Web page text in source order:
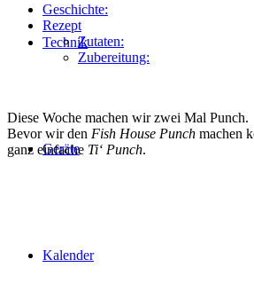
Technik
Geräte
Kalender
Geschichte:
Rezept
Zutaten:
Zubereitung:
Diese Woche machen wir zwei Mal Punch.
Bevor wir den Fish House Punch machen
ganz einfache Ti‘ Punch.